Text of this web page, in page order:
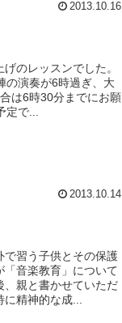
2013.10.16
のレッスンでした。
の演奏が6時過ぎ、大
は6時30分までにお願
定で...
2013.10.14
で習う子供とその保護
音楽教育」について
、親と書かせていただ
に精神的な成...